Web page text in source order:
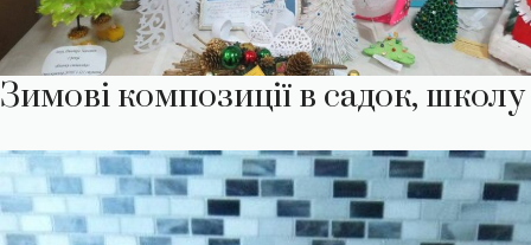
Зимові композиції в садок, школу